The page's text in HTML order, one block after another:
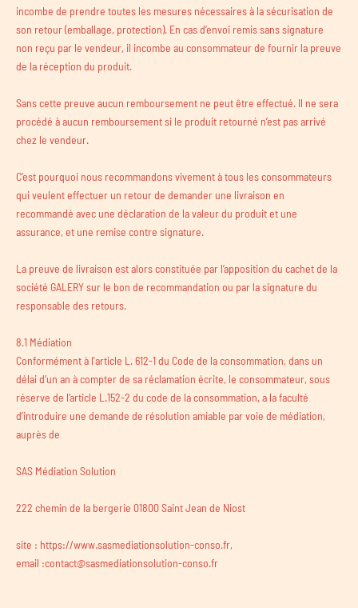
incombe de prendre toutes les mesures nécessaires à la sécurisation de
son retour (emballage, protection). En cas d’envoi remis sans signature
non reçu par le vendeur, il incombe au consommateur de fournir la preuve
de la réception du produit.
Sans cette preuve aucun remboursement ne peut être effectué. Il ne sera
procédé à aucun remboursement si le produit retourné n’est pas arrivé
chez le vendeur.
C’est pourquoi nous recommandons vivement à tous les consommateurs
qui veulent effectuer un retour de demander une livraison en
recommandé avec une déclaration de la valeur du produit et une
assurance, et une remise contre signature.
La preuve de livraison est alors constituée par l’apposition du cachet de la
société GALERY sur le bon de recommandation ou par la signature du
responsable des retours.
8.1 Médiation
Conformément à l'article L. 612-1 du Code de la consommation, dans un
délai d’un an à compter de sa réclamation écrite, le consommateur, sous
réserve de l’article L.152-2 du code de la consommation, a la faculté
d’introduire une demande de résolution amiable par voie de médiation,
auprès de
SAS Médiation Solution
222 chemin de la bergerie 01800 Saint Jean de Niost
site : https://www.sasmediationsolution-conso.fr,
email :contact@sasmediationsolution-conso.fr